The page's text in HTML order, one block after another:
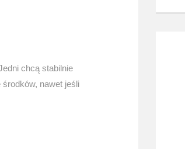
chcą stabilnie
nawet jeśli